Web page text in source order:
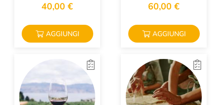
40,00 €
AGGIUNGI
60,00 €
AGGIUNGI